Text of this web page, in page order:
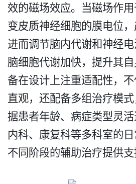
效的磁场效应。当磁场作
变皮质神经细胞的膜电位，
进而调节脑内代谢和神经
脑细胞代谢加快，提升其自
备在设计上注重适配性，
直观，还配备多组治疗模
据患者年龄、病症类型灵
内科、康复科等多科室的
不同阶段的辅助治疗提供支